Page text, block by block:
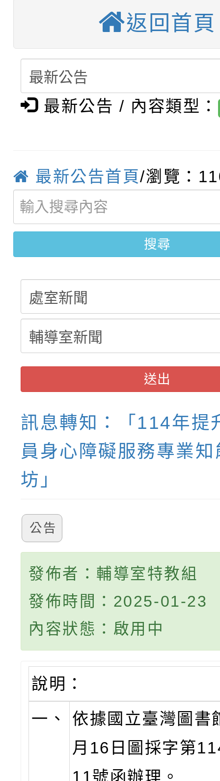
結果(第2招)
9月16日本府B2大禮堂
1次會員大會暨第7屆
轉知：桃園市115年度
敬師藝文競賽』實施計
【甄選結果(第11招)】
學年度第1學期第7次代
結果(第11招)
【甄選結果(第3招)】
學年度第1學期第9次代
結果(第3招)
桃園市家庭教育中心「
程資訊」、「暑期親子
絕-親子共學同樂會」
站幸福系列講座及成長
報，惠請貴機關(學校)
宣導。
「校園短影音徵選活動
踴躍報名參加
115學年度新生補報到
結果
【甄選結果(第10招)】
學年度第1學期第7次代
結果(第10招)
【甄選結果(第2招)】
學年度第1學期第9次代
結果(第2招)
轉知：本市公務人員協
9月16日本府B2大禮堂
1次會員大會暨第7屆會
返回首頁
最新公告 / 內容類型：
最新公告首頁/瀏覽：
搜尋
送出
訊息轉知：「114年提
員身心障礙服務專業
坊」
公告
發佈者：輔導室特教組
發佈時間：2025-01-23
內容狀態：啟用中
說明：
一、
依據國立臺灣圖書
月16日圖採字第
11號函辦理。